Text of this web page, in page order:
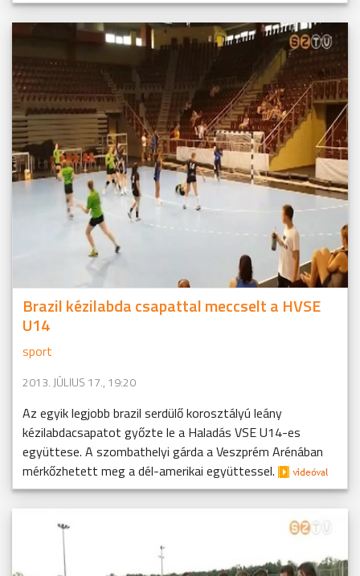
Brazil kézilabda csapattal meccselt a HVSE
U14
sport
2013. JÚLIUS 17., 19:20
Az egyik legjobb brazil serdülő korosztályú leány
kézilabdacsapatot győzte le a Haladás VSE U14-es
együttese. A szombathelyi gárda a Veszprém Arénában
mérkőzhetett meg a dél-amerikai együttessel.